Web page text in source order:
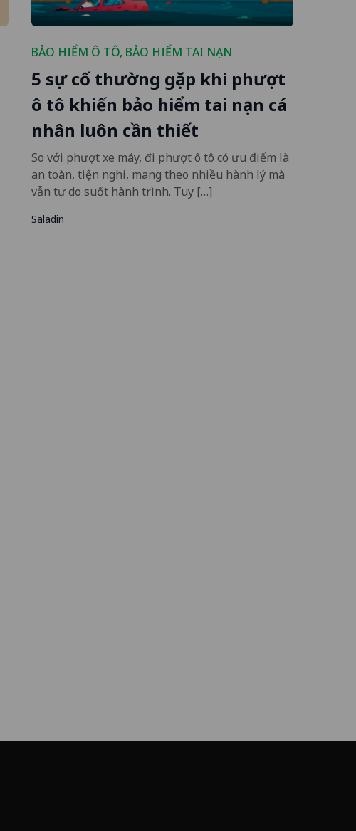
BẢO HIỂM Ô TÔ, BẢO HIỂM TAI NẠN
5 sự cố thường gặp khi phượt
ô tô khiến bảo hiểm tai nạn cá
nhân luôn cần thiết
So với phượt xe máy, đi phượt ô tô có ưu điểm là
an toàn, tiện nghi, mang theo nhiều hành lý mà
vẫn tự do suốt hành trình. Tuy […]
Saladin